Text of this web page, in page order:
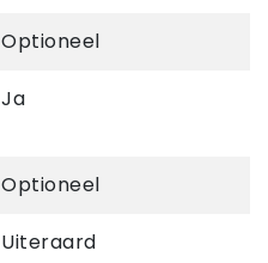
Optioneel
Ja
Optioneel
Uiteraard